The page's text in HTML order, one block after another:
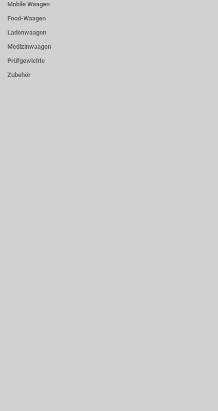
Mobile Waagen
Food-Waagen
Ladenwaagen
Medizinwaagen
Prüfgewichte
Zubehör